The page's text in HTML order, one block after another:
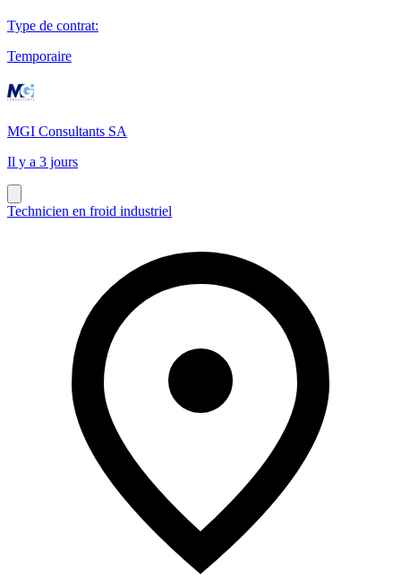
Type de contrat:
Temporaire
MGI Consultants SA
Il y a 3 jours
Technicien en froid industriel